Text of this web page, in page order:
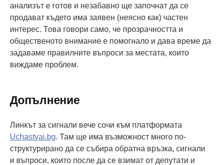
анализът е готов и незабавно ще започнат да се
продават където има заявен (неясно как) частен
интерес. Това говори само, че прозрачността и
общественото внимание е помогнало и дава време да
задаваме правилните въпроси за местата, които
виждаме проблем.
Допълнение
Линкът за сигнали вече сочи към платформата
Uchastvai.bg. Там ще има възможност много по-
структурирано да се събира обратна връзка, сигнали
и въпроси, които после да се взимат от депутати и